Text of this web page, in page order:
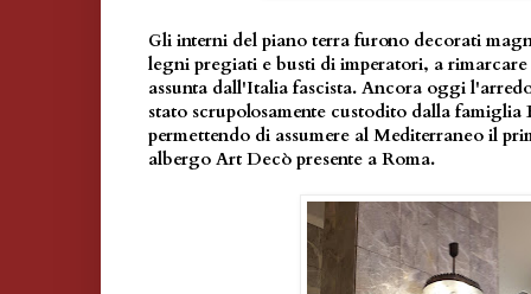
Gli interni del piano terra furono decorati
legni pregiati e busti di imperatori, a
assunta dall'Italia fascista. Ancora oggi
stato scrupolosamente custodito dalla
permettendo di assumere al Mediterraneo il
albergo Art Decò presente a Roma.